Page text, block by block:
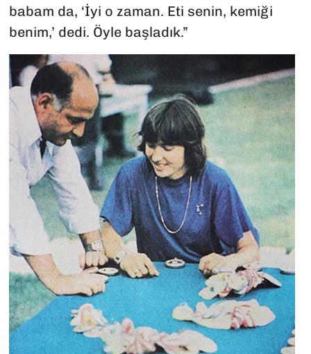
babam da, ‘İyi o zaman. Eti senin, kemiği
benim,’ dedi. Öyle başladık.”